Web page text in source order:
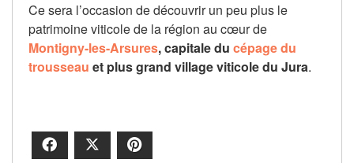
Ce sera l’occasion de découvrir un peu plus le
patrimoine viticole de la région au cœur de
Montigny-les-Arsures, capitale du cépage du
trousseau et plus grand village viticole du Jura.
Facebook